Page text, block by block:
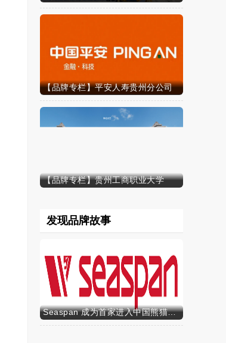
【品牌专栏】平安人寿贵州分公司
【品牌专栏】贵州工商职业大学
发现品牌故事
Seaspan 成为首家进入中国熊猫债市场的国际船东及运营商